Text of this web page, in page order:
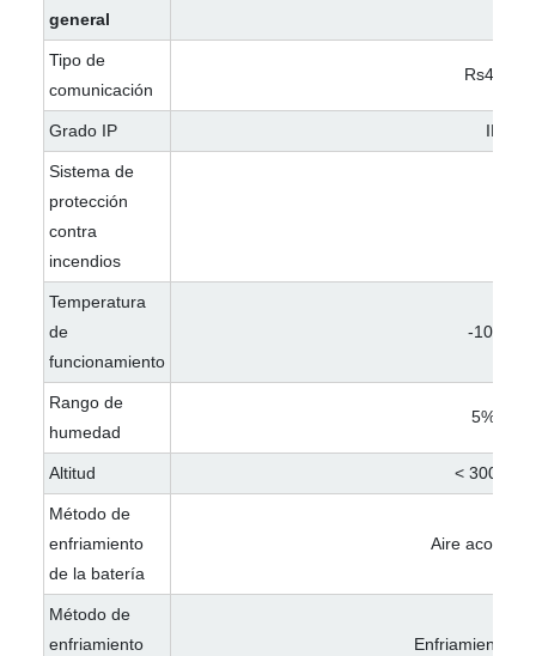
general
Tipo de
comunicación
Rs485/
Grado IP IP54
Sistema de
protección
contra
incendios
Temperatura
de
funcionamiento
-
Rango de
humedad
Altitud <
Método de
enfriamiento
de la batería
Aire
Método de
enfriamiento
Enfriamiento